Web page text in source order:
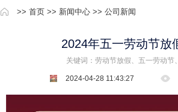
>> 首页 >> 新闻中心 >> 公司新闻
2024年五一劳动节放
关键词：劳动节放假、五一劳动节
2024-04-28 11:43:27